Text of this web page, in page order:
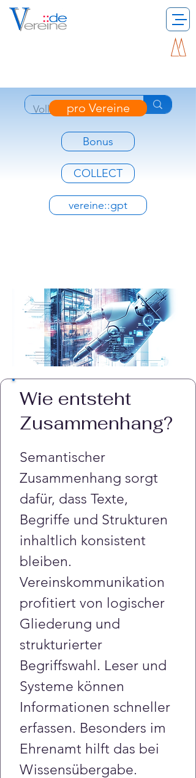
pro Vereine
Bonus
COLLECT
vereine::gpt
Wie entsteht
Zusammenhang?
Semantischer
Zusammenhang sorgt
dafür, dass Texte,
Begriffe und Strukturen
inhaltlich konsistent
bleiben.
Vereinskommunikation
profitiert von logischer
Gliederung und
strukturierter
Begriffswahl. Leser und
Systeme können
Informationen schneller
erfassen. Besonders im
Ehrenamt hilft das bei
Wissensübergabe.